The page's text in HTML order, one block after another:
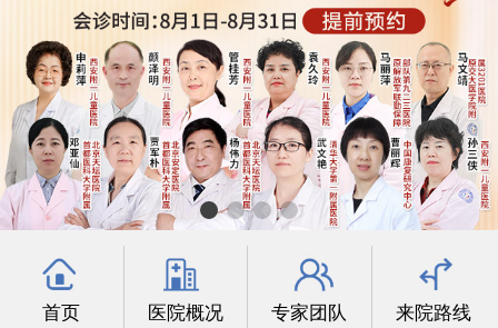
专家团队
科室导航
行为发育科
小儿内分泌科
首页 医院概况 专家团队 来院路线